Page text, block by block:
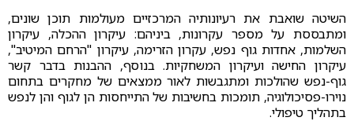
השיטה שואבת את רעיונותיה המרכזיים מעולמות תוכן שונים,
ומתבססת על מספר עקרונות, ביניהם: עיקרון ההכלה, עיקרון
השלמות, אחדות גוף נפש, עקרון הזרימה, עיקרון "הרחם המיטיב",
עיקרון החישה ועיקרון המשחקיות. בנוסף, ההבנות בדבר קשר
גוף-נפש שהולכות ומתגבשות לאור ממצאים של מחקרים בתחום
נוירו-פסיכולוגיה, תומכות בחשיבות של התייחסות הן לגוף והן לנפש
בתהליך טיפולי.